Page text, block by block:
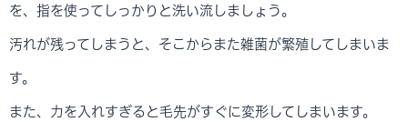
を、指を使ってしっかりと洗い流しましょう。
汚れが残ってしまうと、そこからまた雑菌が繁殖してしまいま
す。
また、力を入れすぎると毛先がすぐに変形してしまいます。